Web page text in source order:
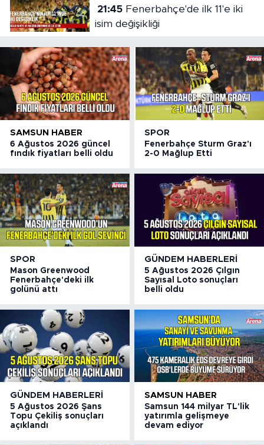
21:45Fenerbahçe'de ilk 11'e iki
isim değişikliği
SAMSUN HABER
6 Ağustos 2026 güncel
fındık fiyatları belli oldu
SPOR
Fenerbahçe Sturm Graz'ı
2-0 Mağlup Etti
SPOR
Mason Greenwood
Fenerbahçe'deki ilk
golünü attı
GÜNDEM HABERLERI
5 Ağustos 2026 Çılgın
Sayısal Loto sonuçları
belli oldu
GÜNDEM HABERLERI
5 Ağustos 2026 Şans
Topu Çekiliş sonuçları
açıklandı
SAMSUN HABER
Samsun 144 milyar TL'lik
yatırımla gelişmeye
devam ediyor